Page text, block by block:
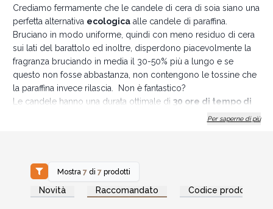
Crediamo fermamente che le candele di cera di soia siano una
perfetta alternativa ecologicaalle candele di paraffina.
Bruciano in modo uniforme, quindi con meno residuo di cera
sui lati del barattolo ed inoltre, disperdono piacevolmente la
fragranza bruciando in media il 30-50% più a lungo e se
questo non fosse abbastanza, non contengono le tossine che
la paraffina invece rilascia. Non è fantastico?
Le candele hanno una durata ottimale di 30 ore di tempo di
combustione. Ogni scatola contiene 4 candele.
SI PREGA di leggere attentamente le istruzioni prima di
utilizzare la candela. Le candele vengono fornite con
istruzioni per la cura per massimizzare l'utilizzo.
Per saperne di più
Mostra7 di7 prodotti
Novità Raccomandato Codice prodotto
Accedi per vedere
i prezzi all'ingrosso
Accedi per vedere
i prezzi all'ingrosso